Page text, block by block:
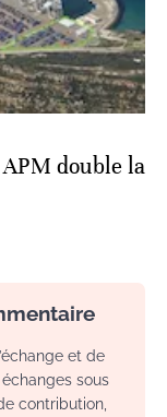
double la
et de
sous
contribution,